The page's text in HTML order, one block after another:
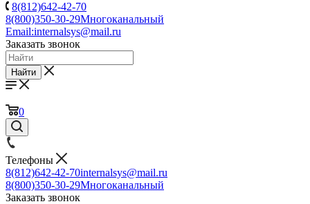
8(812)642-42-70
8(800)350-30-29Многоканальный
Email:internalsys@mail.ru
Заказать звонок
Найти
0
Телефоны
8(812)642-42-70internalsys@mail.ru
8(800)350-30-29Многоканальный
Заказать звонок